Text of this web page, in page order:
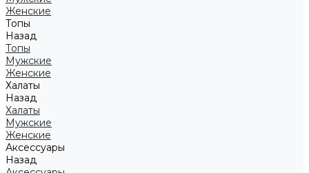
Женские
Топы
Назад
Топы
Мужские
Женские
Халаты
Назад
Халаты
Мужские
Женские
Аксессуары
Назад